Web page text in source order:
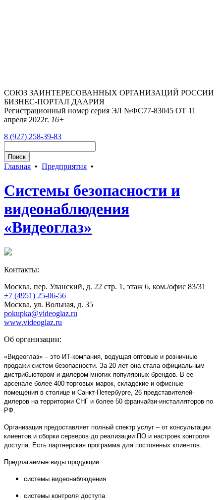
СОЮЗ ЗАИНТЕРЕСОВАННЫХ ОРГАНИЗАЦИЙ РОССИИ
БИЗНЕС-ПОРТАЛ ДААРИЯ
Регистрационный номер серия ЭЛ №ФС77-83045 ОТ 11
апреля 2022г. 16+
8 (927) 258-39-83
Главная • Предприятия •
Системы безопасности и
видеонаблюдения
«Видеоглаз»
Контакты:
Москва, пер. Уланский, д. 22 стр. 1, этаж 6, ком./офис 83/31
+7 (4951) 25-06-56
Москва, ул. Вольная, д. 35
pokupka@videoglaz.ru
www.videoglaz.ru
Об организации:
«Видеоглаз» – это ИТ-компания, ведущая оптовые и розничные
продажи систем безопасности. За 20 лет она стала официальным
дистрибьютором и дилером многих популярных брендов. В ее
арсенале более 400 торговых марок, складские и офисные
помещения в столице и Санкт-Петербурге, 26 представителей-
дилеров на территории СНГ и более 50 франчайзи-инсталляторов по
РФ.
Организация предоставляет полный спектр услуг – от консультации
клиентов и сборки серверов до реализации ПО и настроек контроля
доступа. Есть партнерская программа для постоянных клиентов.
Предлагаемые виды продукции:
системы видеонаблюдения
системы контроля доступа